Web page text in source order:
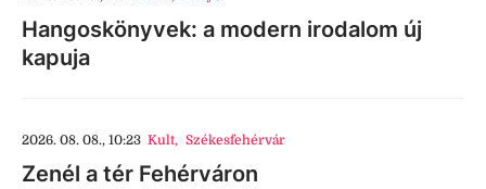
Hangoskönyvek: a modern irodalom új
kapuja
2026. 08. 08., 10:23 Kult, Székesfehérvár
Zenél a tér Fehérváron